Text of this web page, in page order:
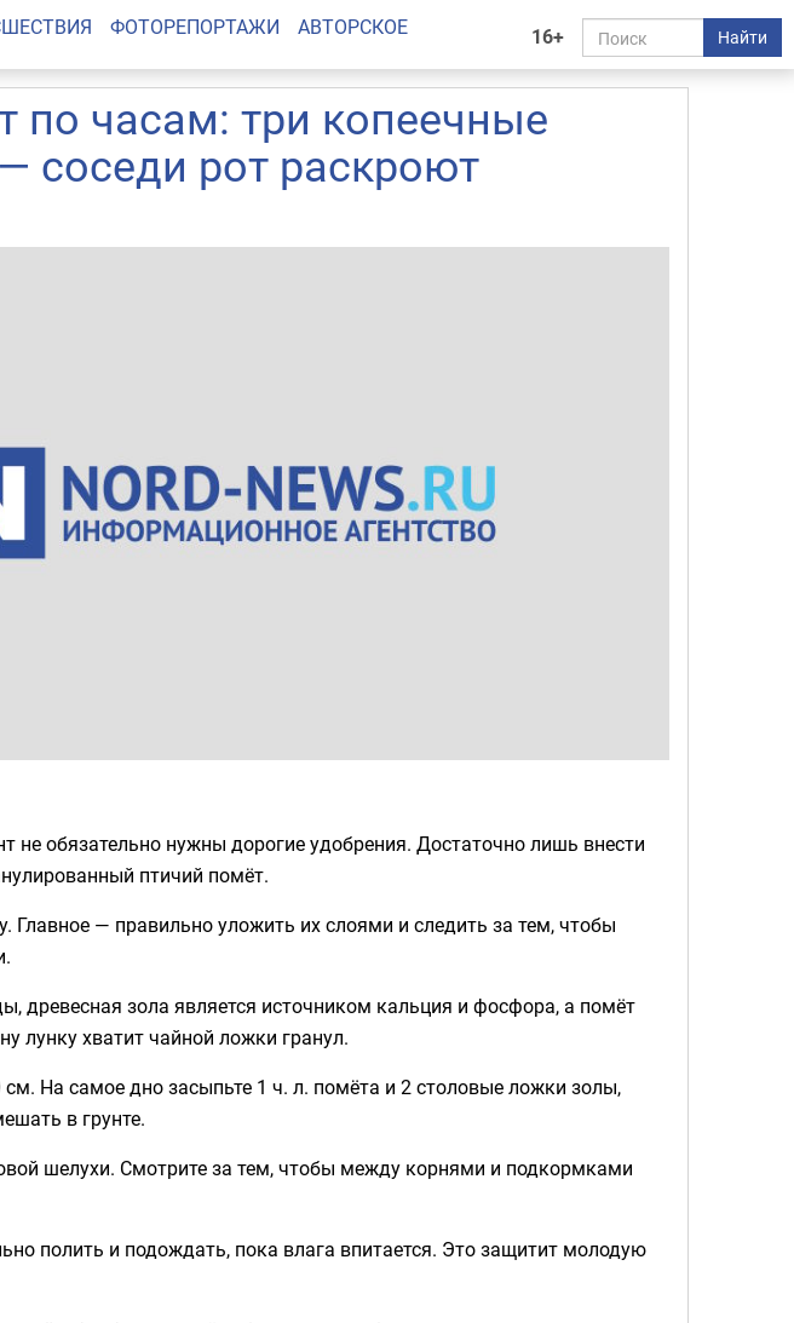
16+ Найти
ФОТОРЕПОРТАЖИ АВТОРСКОЕ
по часам: три копеечные
соседи рот раскроют
не обязательно нужны дорогие удобрения. Достаточно лишь внести
птичий помёт.
Главное — правильно уложить их слоями и следить за тем, чтобы
древесная зола является источником кальция и фосфора, а помёт
лунку хватит чайной ложки гранул.
На самое дно засыпьте 1 ч. л. помёта и 2 столовые ложки золы,
в грунте.
шелухи. Смотрите за тем, чтобы между корнями и подкормками
полить и подождать, пока влага впитается. Это защитит молодую